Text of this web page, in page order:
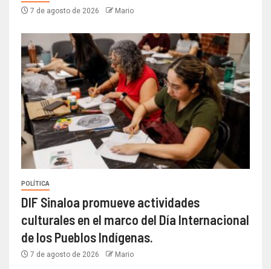
7 de agosto de 2026 Mario
POLÍTICA
DIF Sinaloa promueve actividades
culturales en el marco del Día Internacional
de los Pueblos Indígenas.
7 de agosto de 2026 Mario